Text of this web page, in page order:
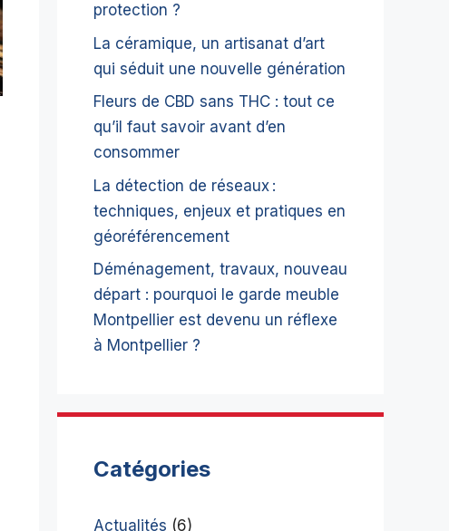
protection ?
La céramique, un artisanat d’art
qui séduit une nouvelle génération
Fleurs de CBD sans THC : tout ce
qu’il faut savoir avant d’en
consommer
La détection de réseaux :
techniques, enjeux et pratiques en
géoréférencement
Déménagement, travaux, nouveau
départ : pourquoi le garde meuble
Montpellier est devenu un réflexe
à Montpellier ?
Catégories
Actualités (6)